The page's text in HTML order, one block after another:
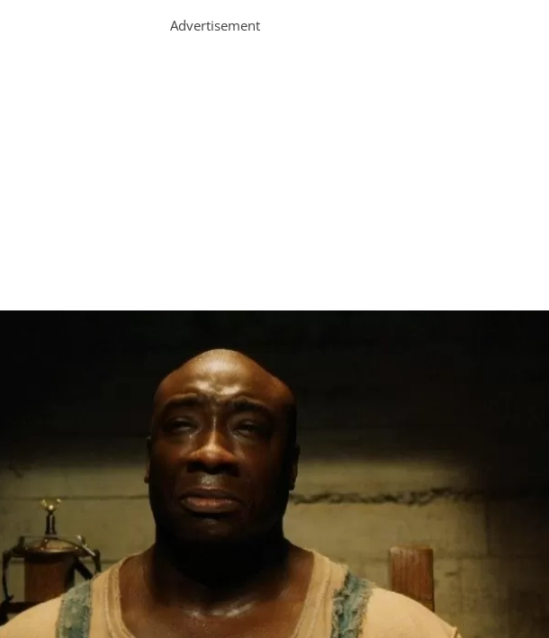
Advertisement